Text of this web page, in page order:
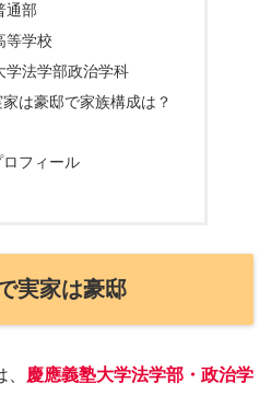
通部
等学校
学法学部政治学科
は豪邸で家族構成は？
フィール
実家は豪邸
慶應義塾大学法学部 ・政治学